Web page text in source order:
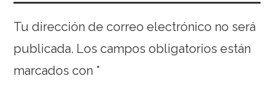
Tu dirección de correo electrónico no será
publicada. Los campos obligatorios están
marcados con *